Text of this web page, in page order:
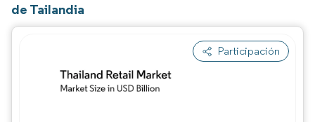
de Tailandia
Participación